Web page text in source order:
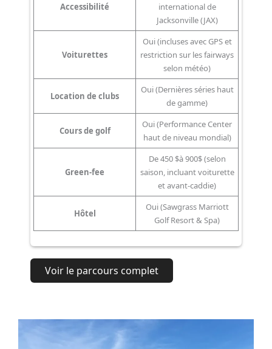
Accessibilité
international de
Jacksonville (JAX)
Voiturettes
Oui (incluses avec GPS et
restriction sur les fairways
selon météo)
Location de clubs
Oui (Dernières séries haut
de gamme)
Cours de golf
Oui (Performance Center
haut de niveau mondial)
Green-fee
De 450 $à 900$ (selon
saison, incluant voiturette
et avant-caddie)
Hôtel
Oui (Sawgrass Marriott
Golf Resort & Spa)
Voir le parcours complet